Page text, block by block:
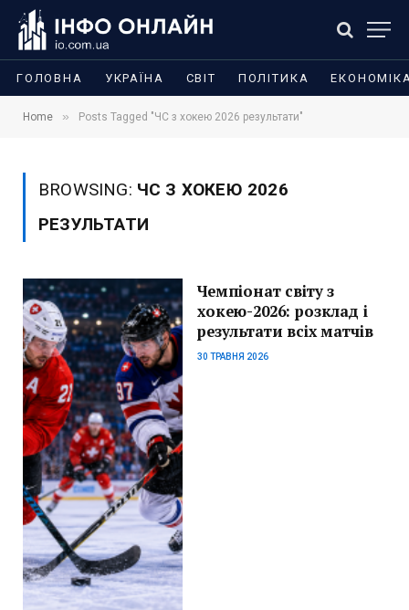
ГОЛОВНА УКРАЇНА СВІТ ПОЛІТИКА
Home » Posts Tagged "ЧС з хокею 2026 результати"
BROWSING: ЧС З ХОКЕЮ 2026
РЕЗУЛЬТАТИ
Чемпіонат світу з
хокею-2026: розклад і
результати всіх матчів
30 ТРАВНЯ 2026